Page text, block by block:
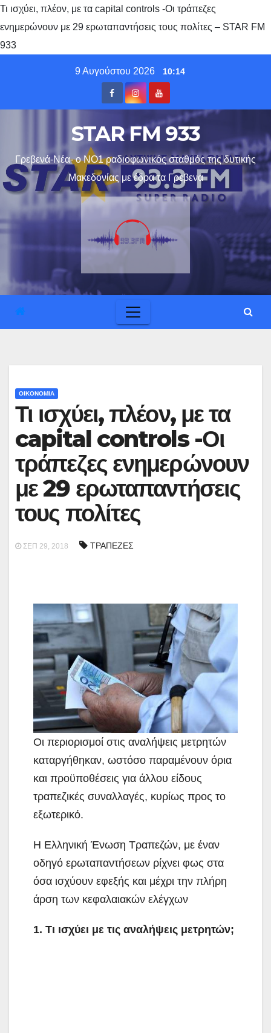
Τι ισχύει, πλέον, με τα capital controls -Οι τράπεζες
ενημερώνουν με 29 ερωταπαντήσεις τους πολίτες – STAR FM
933
9 Αυγούστου 2026 10:14
STAR FM 933
Γρεβενά-Νέα- ο ΝΟ1 ραδιοφωνικός σταθμός της δυτικής
Μακεδονίας με έδρα τα Γρεβενα
ΟΙΚΟΝΟΜΙΑ
Τι ισχύει, πλέον, με τα
capital controls -Οι
τράπεζες ενημερώνουν
με 29 ερωταπαντήσεις
τους πολίτες
ΣΕΠ 29, 2018 ΤΡΑΠΕΖΕΣ
Οι περιορισμοί στις αναλήψεις μετρητών
καταργήθηκαν, ωστόσο παραμένουν όρια
και προϋποθέσεις για άλλου είδους
τραπεζικές συναλλαγές, κυρίως προς το
εξωτερικό.
Η Ελληνική Ένωση Τραπεζών, με έναν
οδηγό ερωταπαντήσεων ρίχνει φως στα
όσα ισχύουν εφεξής και μέχρι την πλήρη
άρση των κεφαλαιακών ελέγχων
1. Τι ισχύει με τις αναλήψεις μετρητών;